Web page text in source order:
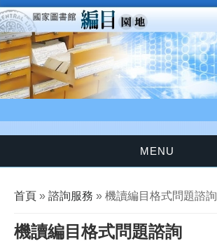
移至主內容
MENU
您在這裡
首頁 » 諮詢服務 » 機讀編目格式問題諮詢
機讀編目格式問題諮詢